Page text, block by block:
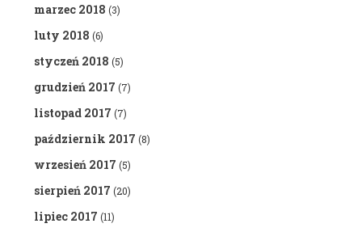
marzec 2018 (3)
luty 2018 (6)
styczeń 2018 (5)
grudzień 2017 (7)
listopad 2017 (7)
październik 2017 (8)
wrzesień 2017 (5)
sierpień 2017 (20)
lipiec 2017 (11)